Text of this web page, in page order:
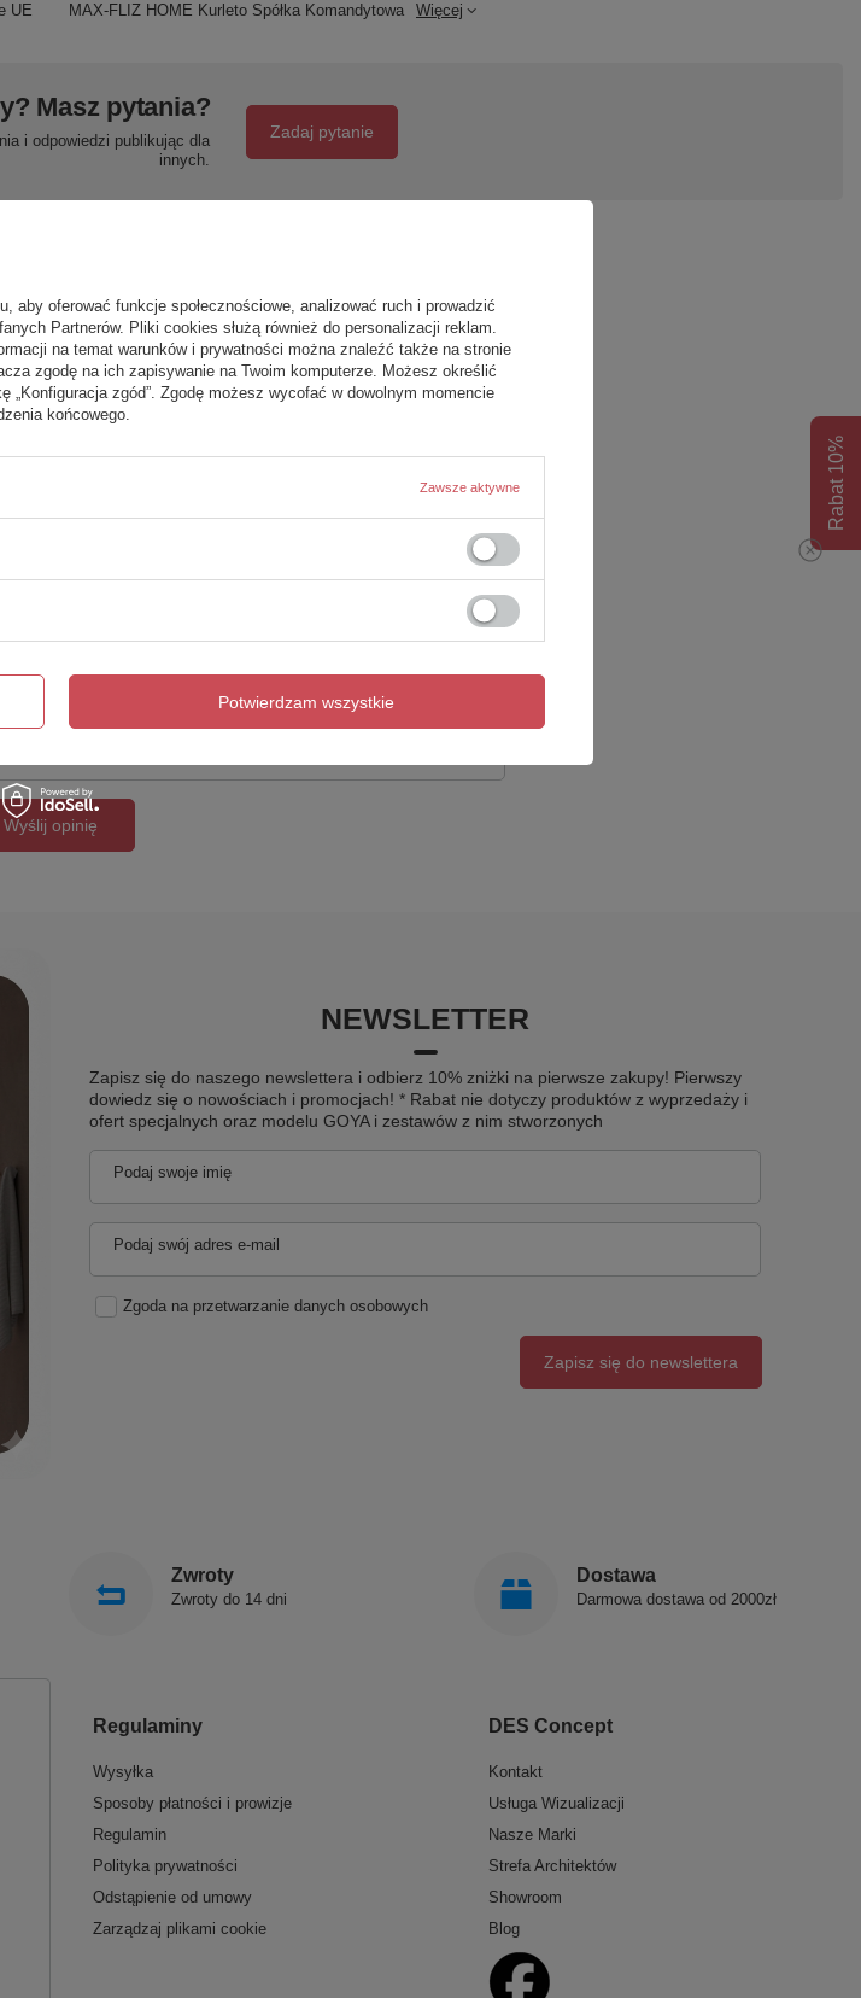
UE MAX-FLIZ HOME Kurleto Spółka Komandytowa Więcej
Masz pytania?
i odpowiedzi publikując dla
innych.
Zadaj pytanie
Twoja ocena:
5/5
Wyślij opinię
NEWSLETTER
Zapisz się do naszego newslettera i odbierz 10% zniżki na pierwsze zakupy! Pierwszy
dowiedz się o nowościach i promocjach! * Rabat nie dotyczy produktów z wyprzedaży i
ofert specjalnych oraz modelu GOYA i zestawów z nim stworzonych
Podaj swoje imię
Podaj swój adres e-mail
Zgoda na przetwarzanie danych osobowych
Zapisz się do newslettera
Zwroty
Zwroty do 14 dni
Dostawa
Darmowa dostawa od 2000zł
Regulaminy
Wysyłka
Sposoby płatności i prowizje
Regulamin
Polityka prywatności
Odstąpienie od umowy
Zarządzaj plikami cookie
DES Concept
Kontakt
Usługa Wizualizacji
Nasze Marki
Strefa Architektów
Showroom
Blog
Rabat 10%
aby oferować funkcje społecznościowe, analizować ruch i prowadzić
Partnerów. Pliki cookies służą również do personalizacji reklam.
na temat warunków i prywatności można znaleźć także na stronie
zgodę na ich zapisywanie na Twoim komputerze. Możesz określić
„Konfiguracja zgód”. Zgodę możesz wycofać w dowolnym momencie
końcowego.
Zawsze aktywne
Potwierdzam wszystkie